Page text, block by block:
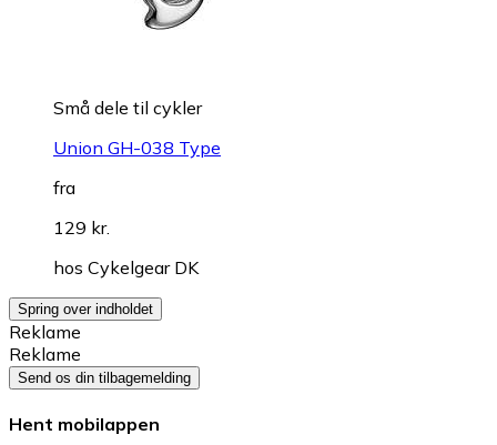
Små dele til cykler
Union GH-038 Type
fra
129 kr.
hos Cykelgear DK
Spring over indholdet
Reklame
Reklame
Send os din tilbagemelding
Hent mobilappen